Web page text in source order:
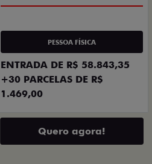
PESSOA FÍSICA
ENTRADA DE R$ 58.843,35
+30 PARCELAS DE R$
1.469,00
Quero agora!